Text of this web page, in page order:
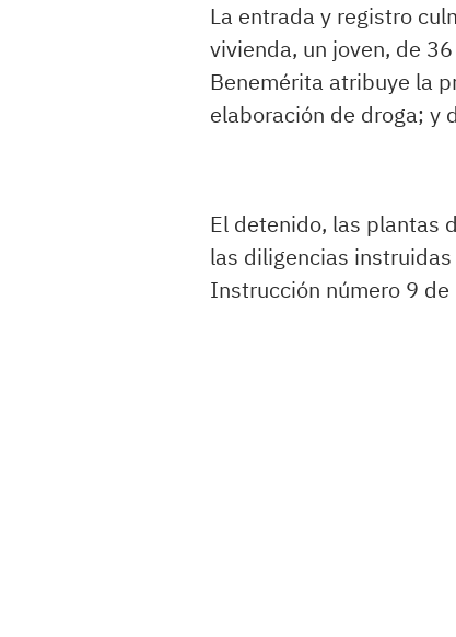
La entrada y registro
vivienda, un joven, de
Benemérita atribuye la
elaboración de droga; y
El detenido, las plantas
las diligencias
Instrucción número 9 de